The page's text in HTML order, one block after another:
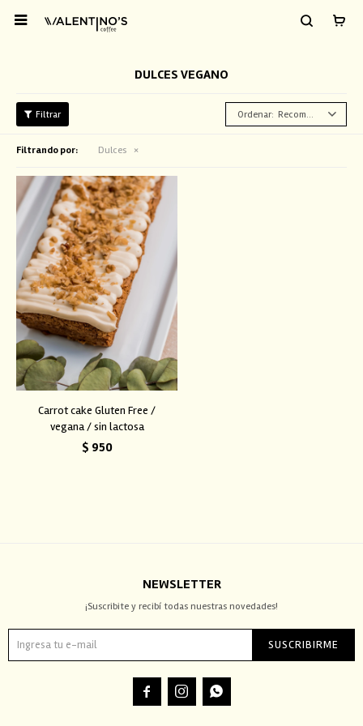

DULCES VEGANO
Recomendados
Filtrando por: Dulces
Carrot cake Gluten Free /
vegana / sin lactosa
$ 950
NEWSLETTER
¡Suscribite y recibí todas nuestras novedades!
SUSCRIBIRME
  